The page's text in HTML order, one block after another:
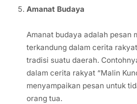
Amanat Budaya
Amanat budaya adalah pesan
terkandung dalam cerita
tradisi suatu daerah.
dalam cerita rakyat “Malin
menyampaikan pesan untuk
orang tua.